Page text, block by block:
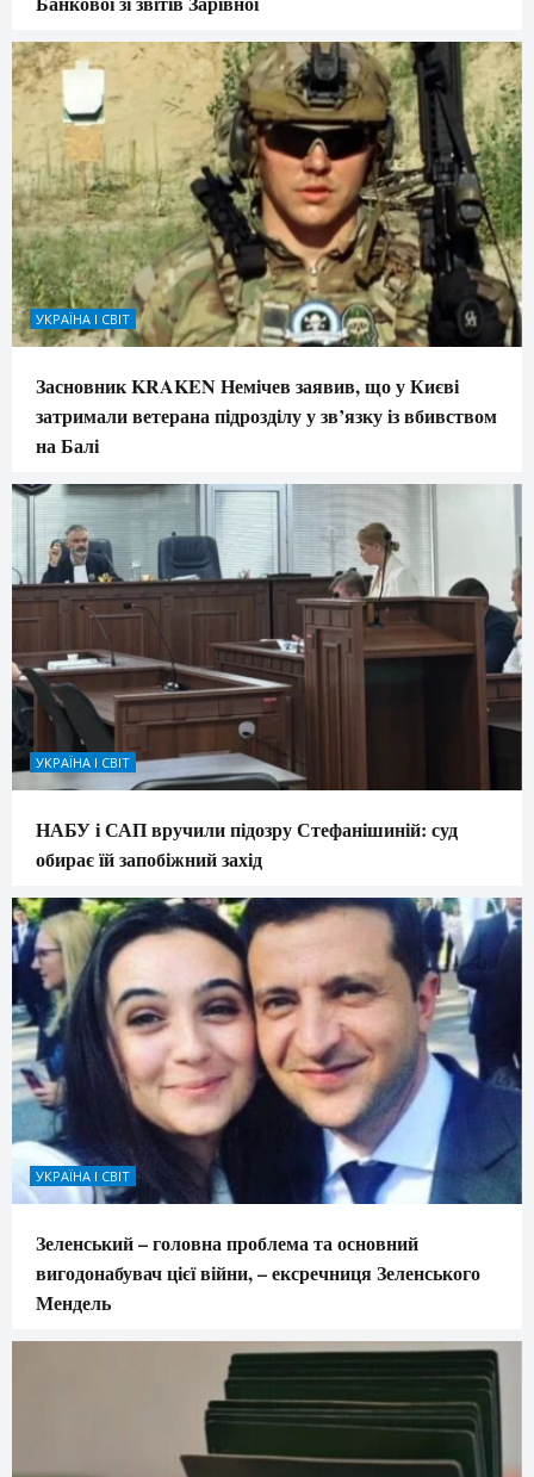
УКРАЇНА І СВІТ
Засновник KRAKEN Немічев заявив, що у Києві
затримали ветерана підрозділу у зв’язку із вбивством
на Балі
УКРАЇНА І СВІТ
НАБУ і САП вручили підозру Стефанішиній: суд
обирає їй запобіжний захід
УКРАЇНА І СВІТ
Зеленський – головна проблема та основний
вигодонабувач цієї війни, – ексречниця Зеленського
Мендель